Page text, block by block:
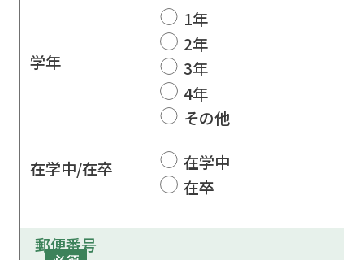
学年
1年
2年
3年
4年
その他
在学中/在卒
在学中
在卒
郵便番号